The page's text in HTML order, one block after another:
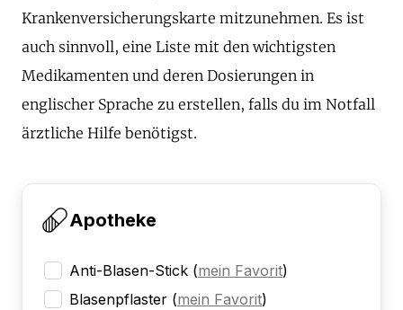
Krankenversicherungskarte mitzunehmen. Es ist
auch sinnvoll, eine Liste mit den wichtigsten
Medikamenten und deren Dosierungen in
englischer Sprache zu erstellen, falls du im Notfall
ärztliche Hilfe benötigst.
Apotheke
Anti-Blasen-Stick (mein Favorit)
Blasenpflaster (mein Favorit)